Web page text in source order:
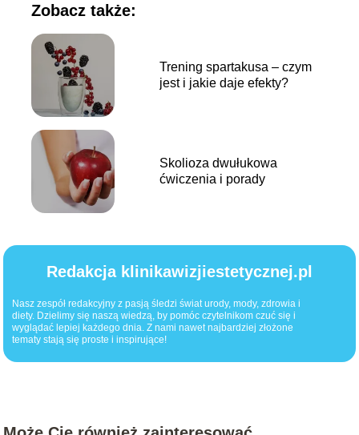
Zobacz także:
Trening spartakusa – czym
jest i jakie daje efekty?
Skolioza dwułukowa
ćwiczenia i porady
Redakcja klinikawizjiestetycznej.pl
Nasz zespół redakcyjny z pasją śledzi świat urody, mody, zdrowia i
diety. Dzielimy się naszą wiedzą, by pomóc czytelnikom czuć się i
wyglądać lepiej każdego dnia. Z nami nawet najbardziej złożone
tematy stają się proste i inspirujące!